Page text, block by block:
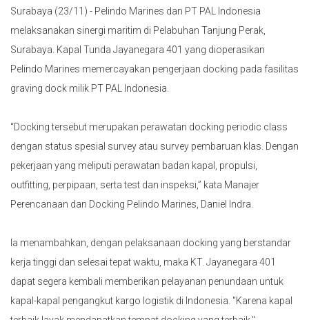
Surabaya (23/11) - Pelindo Marines dan PT PAL Indonesia
melaksanakan sinergi maritim di Pelabuhan Tanjung Perak,
Surabaya. Kapal Tunda Jayanegara 401 yang dioperasikan
Pelindo Marines memercayakan pengerjaan docking pada fasilitas
graving dock milik PT PAL Indonesia.
“Docking tersebut merupakan perawatan docking periodic class
dengan status spesial survey atau survey pembaruan klas. Dengan
pekerjaan yang meliputi perawatan badan kapal, propulsi,
outfitting, perpipaan, serta test dan inspeksi,” kata Manajer
Perencanaan dan Docking Pelindo Marines, Daniel Indra.
Ia menambahkan, dengan pelaksanaan docking yang berstandar
kerja tinggi dan selesai tepat waktu, maka KT. Jayanegara 401
dapat segera kembali memberikan pelayanan penundaan untuk
kapal-kapal pengangkut kargo logistik di Indonesia. "Karena kapal